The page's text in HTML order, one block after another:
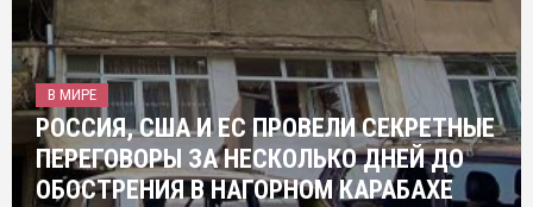
В МИРЕ
РОССИЯ, США И ЕС ПРОВЕЛИ СЕКРЕТНЫЕ
ПЕРЕГОВОРЫ ЗА НЕСКОЛЬКО ДНЕЙ ДО
ОБОСТРЕНИЯ В НАГОРНОМ КАРАБАХЕ